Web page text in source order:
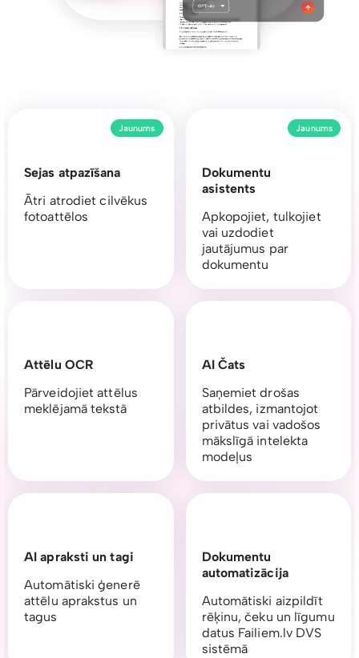
Dokumentu
asistents
Apkopojiet, tulkojiet
vai uzdodiet
jautājumus par
dokumentu
Jaunums
Attēlu OCR
Pārveidojiet attēlus
meklējamā tekstā
AI Čats
Saņemiet drošas
atbildes, izmantojot
privātus vai vadošos
mākslīgā intelekta
modeļus
AI apraksti un tagi
Automātiski ģenerē
attēlu aprakstus un
tagus
Dokumentu
automatizācija
Automātiski aizpildīt
rēķinu, čeku un līgumu
datus Failiem.lv DVS
sistēmā
Sejas atpazīšana
Ātri atrodiet cilvēkus
fotoattēlos
Jaunums